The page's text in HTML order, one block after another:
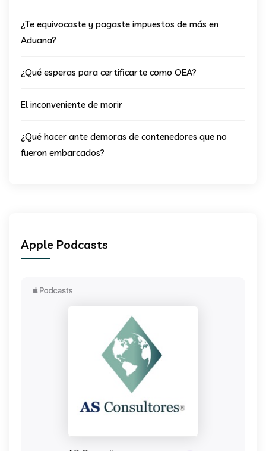
¿Te equivocaste y pagaste impuestos de más en
Aduana?
¿Qué esperas para certificarte como OEA?
El inconveniente de morir
¿Qué hacer ante demoras de contenedores que no
fueron embarcados?
Apple Podcasts